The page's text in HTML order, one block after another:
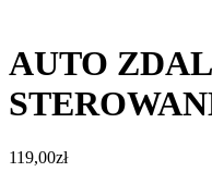
AUTO
119,00zł